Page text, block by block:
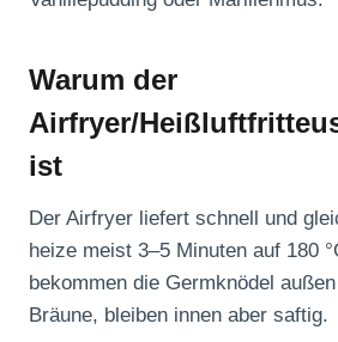
Warum der
Airfryer/
ist
Der Airfryer liefert schnell und
heize meist 3–5 Minuten auf 180
bekommen die Germknödel
Bräune, bleiben innen aber saftig.